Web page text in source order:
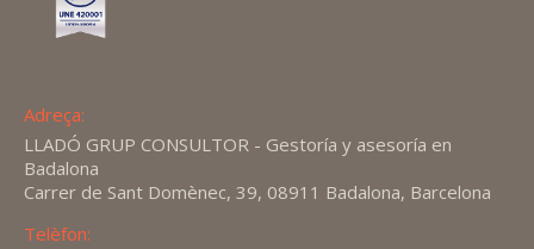
Adreça:
LLADÓ GRUP CONSULTOR - Gestoría y asesoría en
Badalona
Carrer de Sant Domènec, 39, 08911 Badalona, Barcelona
Telèfon: